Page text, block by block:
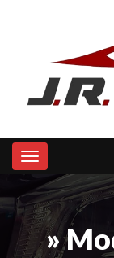
Toggle navigation
»